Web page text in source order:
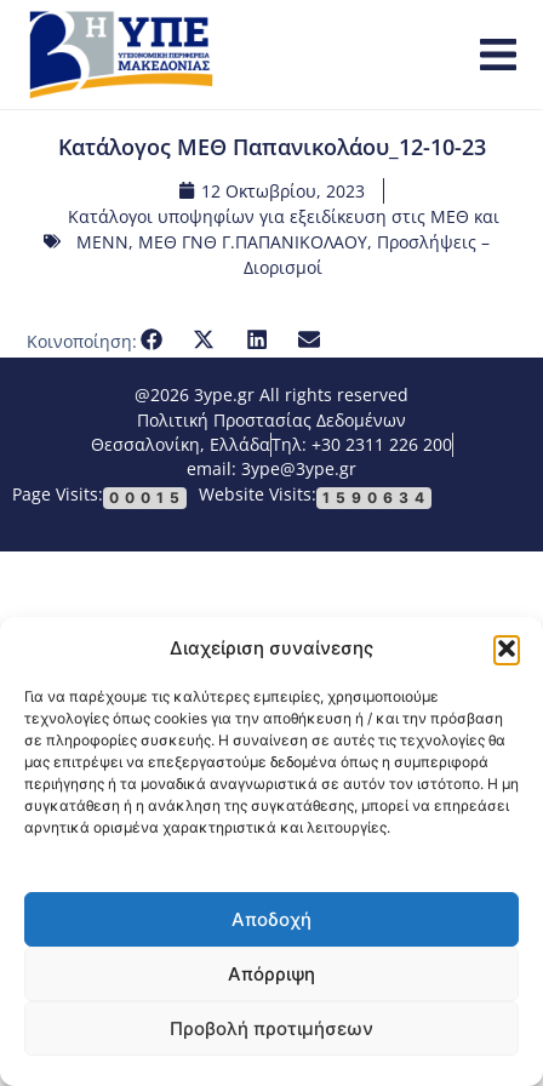
Διαχείριση συναίνεσης
Για να παρέχουμε τις καλύτερες εμπειρίες, χρησιμοποιούμε
τεχνολογίες όπως cookies για την αποθήκευση ή / και την πρόσβαση
σε πληροφορίες συσκευής. Η συναίνεση σε αυτές τις τεχνολογίες θα
μας επιτρέψει να επεξεργαστούμε δεδομένα όπως η συμπεριφορά
περιήγησης ή τα μοναδικά αναγνωριστικά σε αυτόν τον ιστότοπο. Η μη
συγκατάθεση ή η ανάκληση της συγκατάθεσης, μπορεί να επηρεάσει
αρνητικά ορισμένα χαρακτηριστικά και λειτουργίες.
Αποδοχή
Απόρριψη
Προβολή προτιμήσεων
Κατάλογος ΜΕΘ Παπανικολάου_12-10-23
12 Οκτωβρίου, 2023
Κατάλογοι υποψηφίων για εξειδίκευση στις ΜΕΘ και
ΜΕΝΝ, ΜΕΘ ΓΝΘ Γ.ΠΑΠΑΝΙΚΟΛΑΟΥ, Προσλήψεις –
Διορισμοί
Κοινοποίηση:
@2026 3ype.gr All rights reserved
Πολιτική Προστασίας Δεδομένων
Θεσσαλονίκη, ΕλλάδαΤηλ: +30 2311 226 200
email: 3ype@3ype.gr
Page Visits: 00015 Website Visits: 1590634